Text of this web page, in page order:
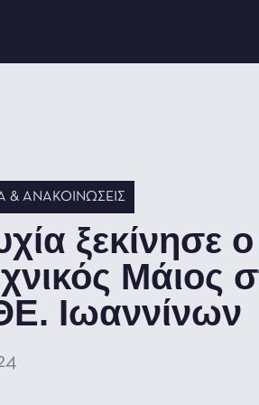
& ΑΝΑΚΟΙΝΏΣΕΙΣ
ξεκίνησε ο
Μάιος
Ιωαννίνων